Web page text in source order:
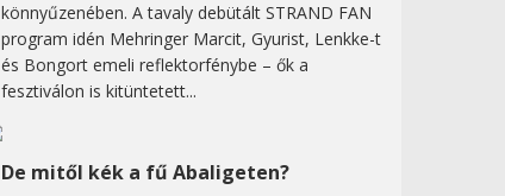
könnyűzenében. A tavaly debütált STRAND FAN
program idén Mehringer Marcit, Gyurist, Lenkke-t
és Bongort emeli reflektorfénybe – ők a
fesztiválon is kitüntetett...
De mitől kék a fű Abaligeten?